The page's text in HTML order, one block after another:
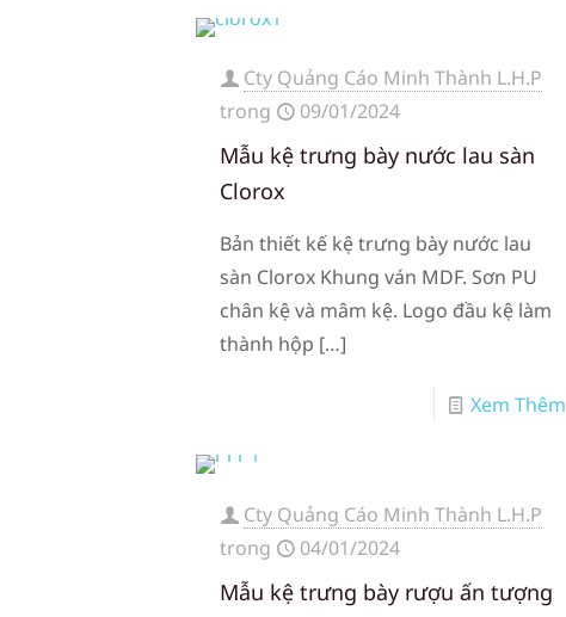
Cty Quảng Cáo Minh Thành L.H.P
trong
09/01/2024
Mẫu kệ trưng bày nước lau sàn
Clorox
Bản thiết kế kệ trưng bày nước lau
sàn Clorox Khung ván MDF. Sơn PU
chân kệ và mâm kệ. Logo đầu kệ làm
thành hộp […]
Xem Thêm
Cty Quảng Cáo Minh Thành L.H.P
trong
04/01/2024
Mẫu kệ trưng bày rượu ấn tượng